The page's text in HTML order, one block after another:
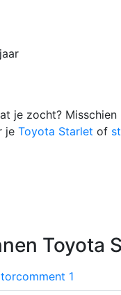
je zocht? Misschien
je Toyota Starlet of
Toyota
comment 1